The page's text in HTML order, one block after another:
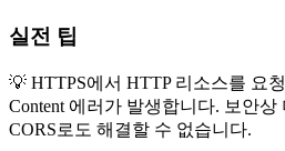
실전 팁
💡 HTTPS에서 HTTP 리소스를 요
Content 에러가 발생합니다. 보안
CORS로도 해결할 수 없습니다.